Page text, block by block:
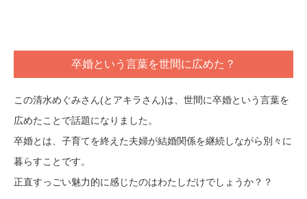
卒婚という言葉を世間に広めた？
この清水めぐみさん(とアキラさん)は、世間に卒婚という言葉を
広めたことで話題になりました。
卒婚とは、子育てを終えた夫婦が結婚関係を継続しながら別々に
暮らすことです。
正直すっごい魅力的に感じたのはわたしだけでしょうか？？